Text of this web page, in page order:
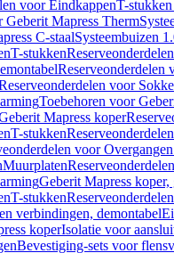
voor EindkappenT-
Geberit Mapress Therm
C-staalSysteembuizen
T-stukken
Reserveonderdelen
voor
Toebehoren voor
Mapress koper
T-stukken
voor
Muurplaten
Geberit Mapress koper,
T-stukken
verbindingen, demontabel
koperIsolatie voor
Bevestiging-sets voor